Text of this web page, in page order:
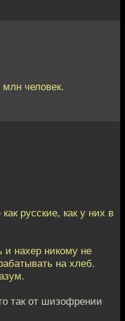
человек.
русские, как у них в
и нахер никому не
на хлеб.
так от шизофрении